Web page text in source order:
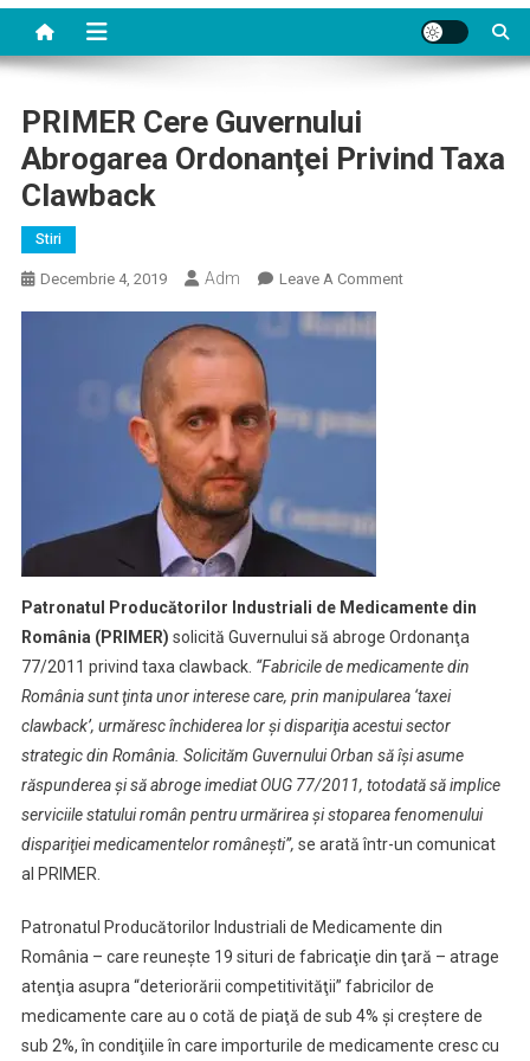
PRIMER Cere Guvernului
Abrogarea Ordonanţei Privind Taxa
Clawback
Stiri
Decembrie 4, 2019 Adm Leave A CommentOn
Patronatul Producătorilor Industriali de Medicamente din
România (PRIMER) solicită Guvernului să abroge Ordonanţa
77/2011 privind taxa clawback. “Fabricile de medicamente din
România sunt ţinta unor interese care, prin manipularea ‘taxei
clawback’, urmăresc închiderea lor şi dispariţia acestui sector
strategic din România. Solicităm Guvernului Orban să îşi asume
răspunderea şi să abroge imediat OUG 77/2011, totodată să implice
serviciile statului român pentru urmărirea şi stoparea fenomenului
dispariţiei medicamentelor româneşti”, se arată într-un comunicat
al PRIMER.
Patronatul Producătorilor Industriali de Medicamente din
România – care reuneşte 19 situri de fabricaţie din ţară – atrage
atenţia asupra “deteriorării competitivităţii” fabricilor de
medicamente care au o cotă de piaţă de sub 4% şi creştere de
sub 2%, în condiţiile în care importurile de medicamente cresc cu